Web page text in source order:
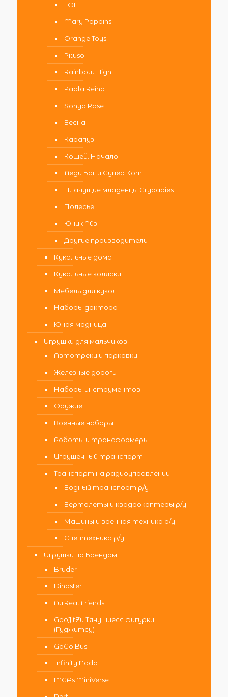
LOL
Mary Poppins
Orange Toys
Pituso
Rainbow High
Paola Reina
Sonya Rose
Весна
Карапуз
Кощей. Начало
Леди Баг и Супер Кот
Плачущие младенцы Crybabies
Полесье
Юник Айз
Другие производители
Кукольные дома
Кукольные коляски
Мебель для кукол
Наборы доктора
Юная модница
Игрушки для мальчиков
Автотреки и парковки
Железные дороги
Наборы инструментов
Оружие
Военные наборы
Роботы и трансформеры
Игрушечный транспорт
Транспорт на радиоуправлении
Водный транспорт р/у
Вертолеты и квадрокоптеры р/у
Машины и военная техника р/у
Спецтехника р/у
Игрушки по Брендам
Bruder
Dinoster
FurReal Friends
GooJitZu Тянущиеся фигурки
(Гуджитсу)
GoGo Bus
Infinity Nado
MGAs MiniVerse